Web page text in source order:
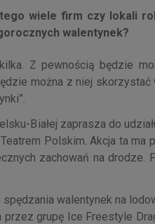
wiele firm czy lokali
walentynek?
Z pewnością będzie
można z niej skorzystać
Białej zaprasza do
Polskim. Akcja ta ma
zachowań na drodze.
walentynek na
grupę Ice Freestyle